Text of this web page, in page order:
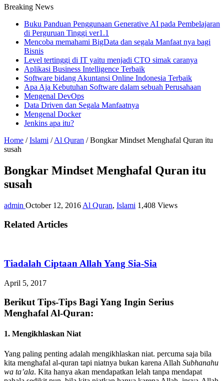
Breaking News
Buku Panduan Penggunaan Generative AI pada Pembelajaran
di Perguruan Tinggi ver1.1
Mencoba memahami BigData dan segala Manfaat nya bagi
Bisnis
Level tertinggi di IT yaitu menjadi CTO simak caranya
Aplikasi Business Intelligence Terbaik
Software bidang Akuntansi Online Indonesia Terbaik
Apa Aja Kebutuhan Software dalam sebuah Perusahaan
Mengenal DevOps
Data Driven dan Segala Manfaatnya
Mengenal Docker
Jenkins apa itu?
Home / Islami / Al Quran / Bongkar Mindset Menghafal Quran itu
susah
Bongkar Mindset Menghafal Quran itu
susah
admin October 12, 2016 Al Quran, Islami 1,408 Views
Related Articles
Tiadalah Ciptaan Allah Yang Sia-Sia
April 5, 2017
Berikut Tips-Tips Bagi Yang Ingin Serius
Menghafal Al-Quran:
1. Mengikhlaskan Niat
Yang paling penting adalah mengikhlaskan niat. percuma saja bila
kita menghafal al-quran tapi niatnya bukan karena Allah Subhanahu
wa ta’ala. Kita hanya akan mendapatkan lelah tanpa mendapat